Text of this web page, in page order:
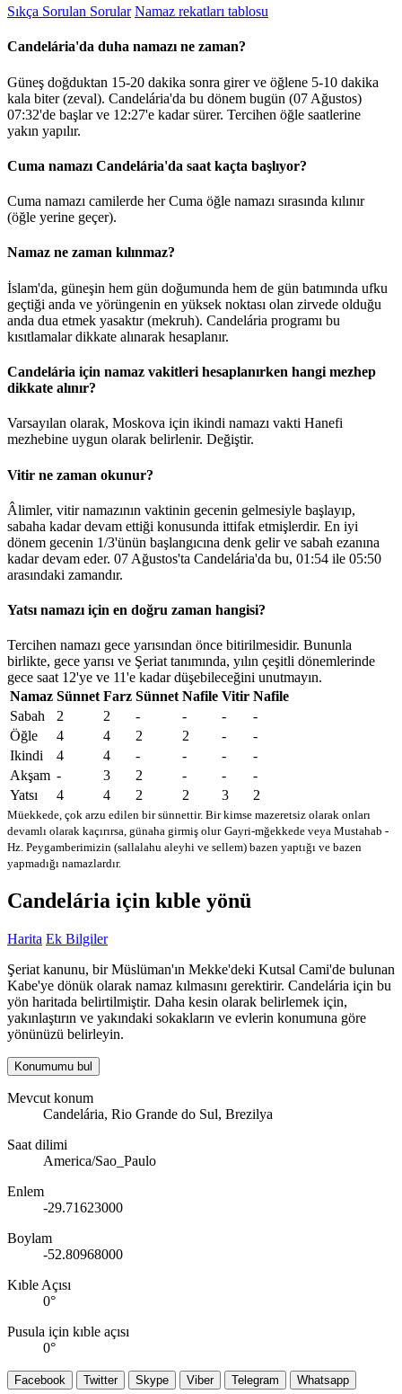
Sıkça Sorulan Sorular Namaz rekatları tablosu
Candelária'da duha namazı ne zaman?
Güneş doğduktan 15-20 dakika sonra girer ve öğlene 5-10 dakika
kala biter (zeval). Candelária'da bu dönem bugün (07 Ağustos)
07:32'de başlar ve 12:27'e kadar sürer. Tercihen öğle saatlerine
yakın yapılır.
Cuma namazı Candelária'da saat kaçta başlıyor?
Cuma namazı camilerde her Cuma öğle namazı sırasında kılınır
(öğle yerine geçer).
Namaz ne zaman kılınmaz?
İslam'da, güneşin hem gün doğumunda hem de gün batımında ufku
geçtiği anda ve yörüngenin en yüksek noktası olan zirvede olduğu
anda dua etmek yasaktır (mekruh). Candelária programı bu
kısıtlamalar dikkate alınarak hesaplanır.
Candelária için namaz vakitleri hesaplanırken hangi mezhep
dikkate alınır?
Varsayılan olarak, Moskova için ikindi namazı vakti Hanefi
mezhebine uygun olarak belirlenir. Değiştir.
Vitir ne zaman okunur?
Âlimler, vitir namazının vaktinin gecenin gelmesiyle başlayıp,
sabaha kadar devam ettiği konusunda ittifak etmişlerdir. En iyi
dönem gecenin 1/3'ünün başlangıcına denk gelir ve sabah ezanına
kadar devam eder. 07 Ağustos'ta Candelária'da bu, 01:54 ile 05:50
arasındaki zamandır.
Yatsı namazı için en doğru zaman hangisi?
Tercihen namazı gece yarısından önce bitirilmesidir. Bununla
birlikte, gece yarısı ve Şeriat tanımında, yılın çeşitli dönemlerinde
gece saat 12'ye ve 11'e kadar düşebileceğini unutmayın.
Namaz Sünnet Farz Sünnet Nafile Vitir Nafile
Sabah
2 2 - - -
-
Öğle
4 4 2 2 -
-
Ikindi
4 4 - - -
-
Akşam - 3 2 - -
-
Yatsı
4 4 2 2 3 2
Müekkede, çok arzu edilen bir sünnettir. Bir kimse mazeretsiz olarak onları
devamlı olarak kaçırırsa, günaha girmiş olur Gayri-mğekkede veya Mustahab -
Hz. Peygamberimizin (sallalahu aleyhi ve sellem) bazen yaptığı ve bazen
yapmadığı namazlardır.
Candelária için kıble yönü
Harita Ek Bilgiler
Şeriat kanunu, bir Müslüman'ın Mekke'deki Kutsal Cami'de bulunan
Kabe'ye dönük olarak namaz kılmasını gerektirir. Candelária için bu
yön haritada belirtilmiştir. Daha kesin olarak belirlemek için,
yakınlaştırın ve yakındaki sokakların ve evlerin konumuna göre
yönünüzü belirleyin.
Konumumu bul
Mevcut konum
Candelária, Rio Grande do Sul, Brezilya
Saat dilimi
America/Sao_Paulo
Enlem
-29.71623000
Boylam
-52.80968000
Kıble Açısı
0°
Pusula için kıble açısı
0°
Facebook Twitter Skype Viber Telegram Whatsapp